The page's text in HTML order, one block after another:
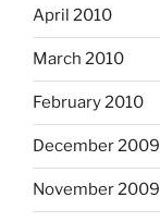
April 2010
March 2010
February 2010
December 2009
November 2009